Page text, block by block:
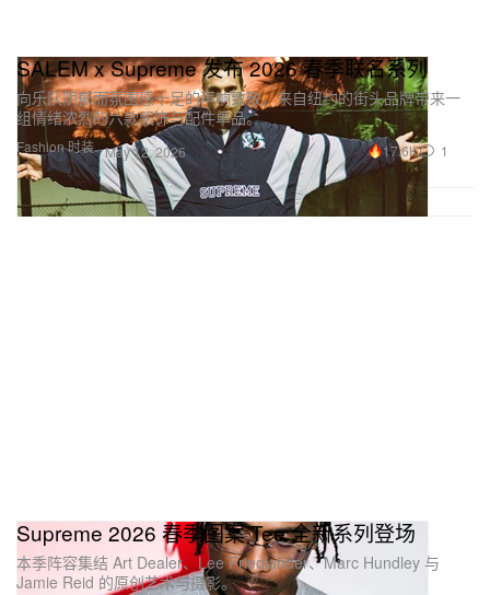
Fashion 时装
SALEM x Supreme 发布 2026 春季联名系列
向乐队阴郁而氛围感十足的声响致敬，来自纽约的街头品牌带来一
组情绪浓烈的六款服饰与配件单品。
May 12, 2026 17.6K 1
Supreme 2026 春季图案 Tee 全新系列登场
本季阵容集结 Art Dealer、Lee Friedlander、Marc Hundley 与
Jamie Reid 的原创艺术与摄影。